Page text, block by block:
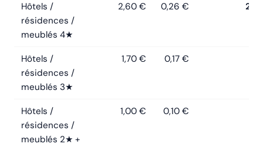
Hôtels /
résidences /
meublés 4★
2,60 € 0,26 €
Hôtels /
résidences /
meublés 3★
1,70 € 0,17 €
Hôtels /
résidences /
meublés 2★ +
1,00 € 0,10 €